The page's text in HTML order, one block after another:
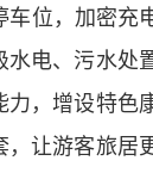
车位，加密充
水电、污水处
力，增设特色
，让游客旅居